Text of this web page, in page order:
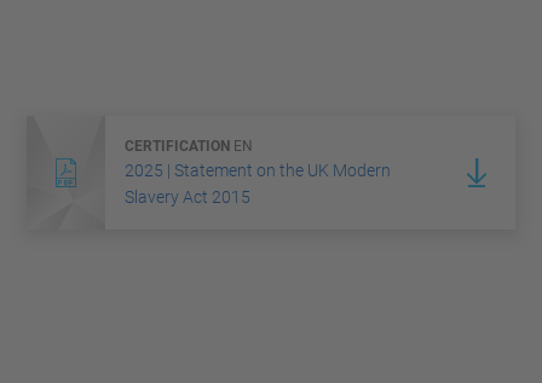
CERTIFICATION EN
2025 | Statement on the UK Modern
Slavery Act 2015